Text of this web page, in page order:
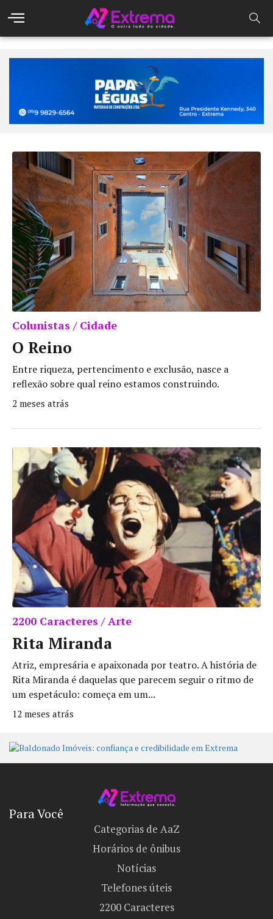
Colunistas / Cidade
O Reino
Entre riqueza, pertencimento e exclusão, nasce a
reflexão sobre qual reino estamos construindo.
2 meses atrás
2200 Caracteres / Arte
Rita Miranda
Atriz, empresária e apaixonada por teatro. A história de
Rita Miranda é daquelas que parecem seguir o ritmo de
um espetáculo: começa em um...
12 meses atrás
Para Você
Categorias de AaZ
Horários de ônibus
Notícias
Telefones úteis
2200 Caracteres